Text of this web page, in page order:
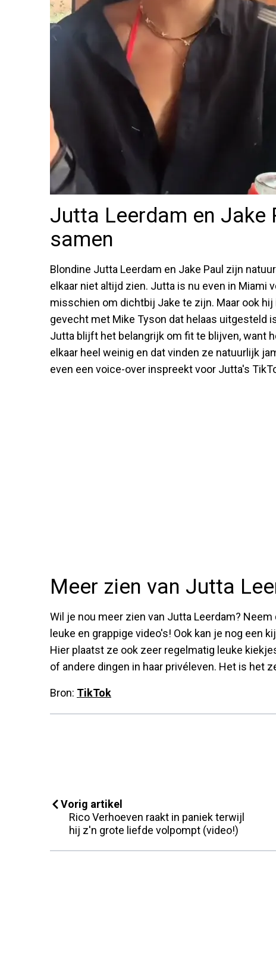
Jutta Leerdam en Jake
samen
Blondine Jutta Leerdam en Jake Paul zijn
elkaar niet altijd zien. Jutta is nu even in Miami
misschien om dichtbij Jake te zijn. Maar ook
gevecht met Mike Tyson dat helaas uitgesteld
Jutta blijft het belangrijk om fit te blijven, want
elkaar heel weinig en dat vinden ze natuurlijk
even een voice-over inspreekt voor Jutta's
Meer zien van Jutta
Wil je nou meer zien van Jutta Leerdam? Neem
leuke en grappige video's! Ook kan je nog een
Hier plaatst ze ook zeer regelmatig leuke
of andere dingen in haar privéleven. Het is het
Bron: TikTok
Vorig artikel
Rico Verhoeven raakt in paniek terwijl
hij z'n grote liefde volpompt (video!)